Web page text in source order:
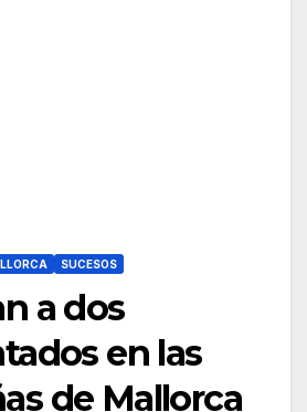
SUCESOS
a dos
en las
de Mallorca